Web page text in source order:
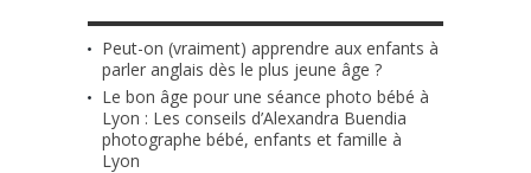
Peut-on (vraiment) apprendre aux enfants à
parler anglais dès le plus jeune âge ?
Le bon âge pour une séance photo bébé à
Lyon : Les conseils d’Alexandra Buendia
photographe bébé, enfants et famille à
Lyon